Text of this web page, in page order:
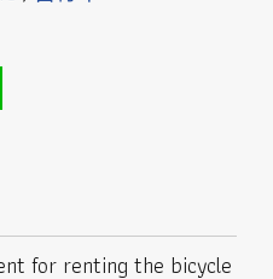
for renting the bicycle